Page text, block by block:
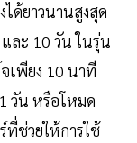
ด้ยาวนานสูงสุด
ละ 10 วัน ในรุ่น
จเพียง 10 นาที
วัน หรือโหมด
ที่ช่วยให้การใช้